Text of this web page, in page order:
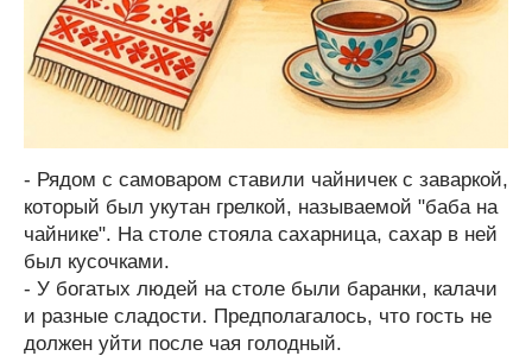
- Рядом с самоваром ставили чайничек с заваркой,
который был укутан грелкой, называемой "баба на
чайнике". На столе стояла сахарница, сахар в ней
был кусочками.
- У богатых людей на столе были баранки, калачи
и разные сладости. Предполагалось, что гость не
должен уйти после чая голодный.